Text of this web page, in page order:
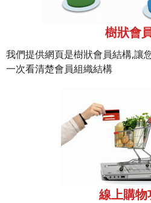
樹狀會
我們提供網頁是樹狀會員結構,讓
一次看清楚會員組織結構
線上購物